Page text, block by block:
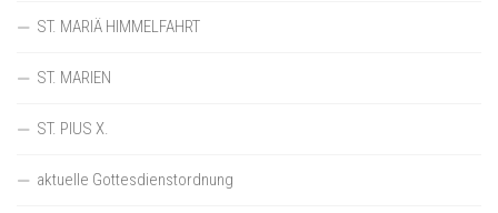
ST. MARIÄ HIMMELFAHRT
ST. MARIEN
ST. PIUS X.
aktuelle Gottesdienstordnung